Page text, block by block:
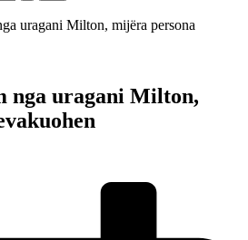
uragani Milton, mijëra persona
nga uragani Milton,